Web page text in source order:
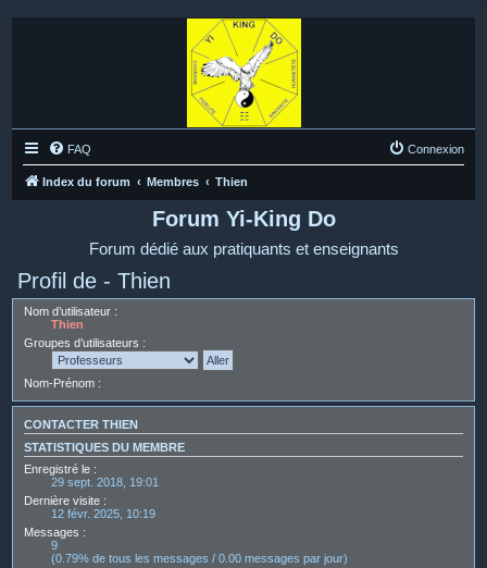
FAQ Connexion
Index du forum Membres Thien
Forum Yi-King Do
Forum dédié aux pratiquants et enseignants
Profil de - Thien
Nom d’utilisateur :
Thien
Groupes d’utilisateurs :
Nom-Prénom :
CONTACTER THIEN
STATISTIQUES DU MEMBRE
Enregistré le :
29 sept. 2018, 19:01
Dernière visite :
12 févr. 2025, 10:19
Messages :
9
(0.79% de tous les messages / 0.00 messages par jour)